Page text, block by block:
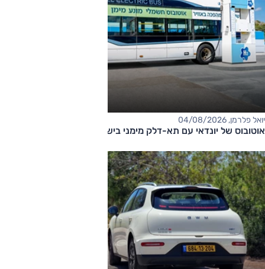
יואל פלרמן, 04/08/2026
אוטובוס של יונדאי עם תא-דלק מימני בישראל